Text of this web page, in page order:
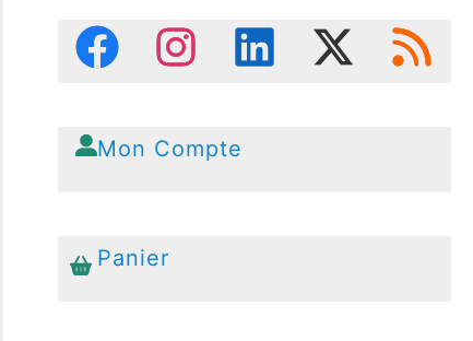
Mon Compte
Panier